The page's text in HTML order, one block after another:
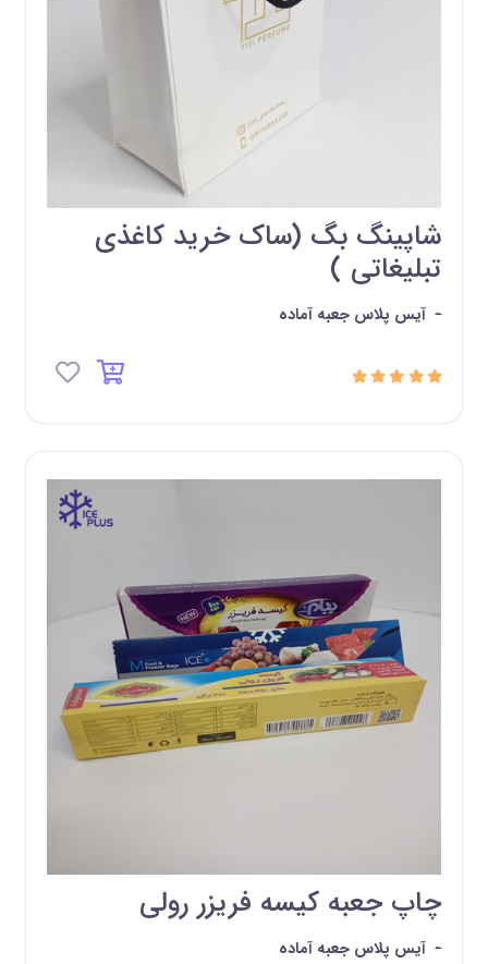
شاپینگ بگ (ساک خرید کاغذی
تبلیغاتی )
- آیس پلاس جعبه آماده
چاپ جعبه کیسه فریزر رولی
- آیس پلاس جعبه آماده